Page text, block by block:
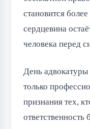
становится
сердцевина
человека перед
День
только
признания тех,
ответственность